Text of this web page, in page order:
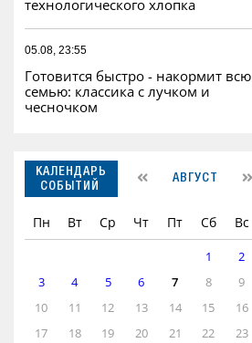
технологического хлопка
05.08, 23:55
Готовится быстро - накормит всю
семью: классика с лучком и
чесночком
КАЛЕНДАРЬ
СОБЫТИЙ
АВГУСТ
Пн Вт Ср Чт Пт Сб Вс
1
2
3
4 5 6 7 8
9
10
11 12 13 14 15
16
17
18 19 20 21 22 23